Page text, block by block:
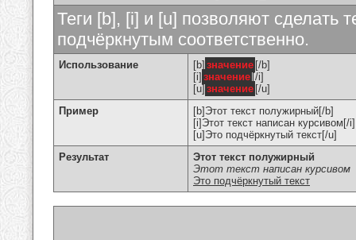
Теги [b], [i] и [u] позволяют сделать
подчёркнутым соответственно.
Использование [b] значение [/b]
[i] значение [/i]
[u] значение [/u]
Пример
[b]Этот текст полужирный[/b]
[i]Этот текст написан курсивом[/i]
[u]Это подчёркнутый текст[/u]
Результат
Этот текст полужирный
Этот текст написан курсивом
Это подчёркнутый текст